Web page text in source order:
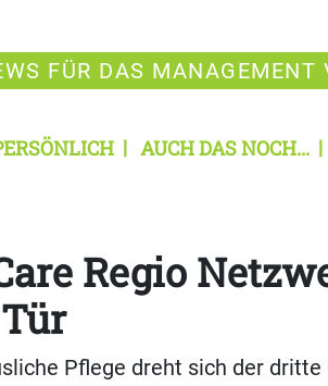
FÜR DAS
AUCH DAS NOCH...
Regio
Pflege dreht sich der dritte